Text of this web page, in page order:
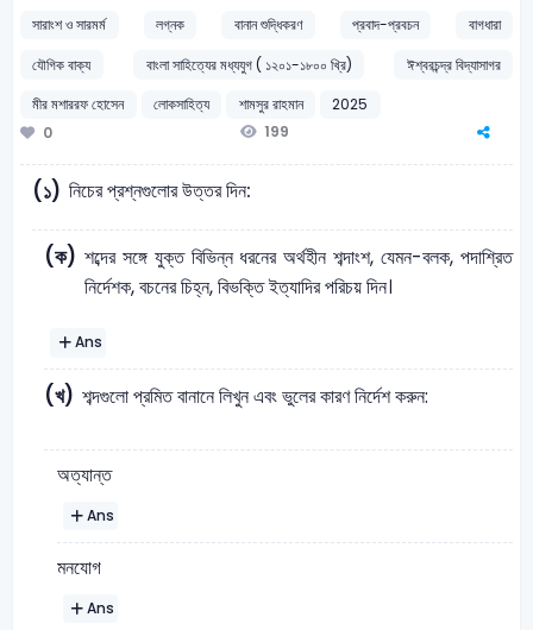
সারাংশ ও সারমর্ম লগ্নক বানান শুদ্ধিকরণ প্রবাদ-প্রবচন
বাগধারা
যৌগিক বাক্য
বাংলা সাহিত্যের মধ্যযুগ ( ১২০১-১৮০০ খ্রি)
ঈশ্বরচন্দ্র বিদ্যাসাগর
মীর মশাররফ হোসেন
লোকসাহিত্য শামসুর রাহমান
2025
0
199
(১) নিচের প্রশ্নগুলোর উত্তর দিন:
(ক) শব্দের সঙ্গে যুক্ত বিভিন্ন ধরনের অর্থহীন শব্দাংশ, যেমন-বলক, পদাশ্রিত
নির্দেশক, বচনের চিহ্ন, বিভক্তি ইত্যাদির পরিচয় দিন।
Ans
(খ) শব্দগুলো প্রমিত বানানে লিখুন এবং ভুলের কারণ নির্দেশ করুন:
অত্যান্ত
Ans
মনযোগ
Ans